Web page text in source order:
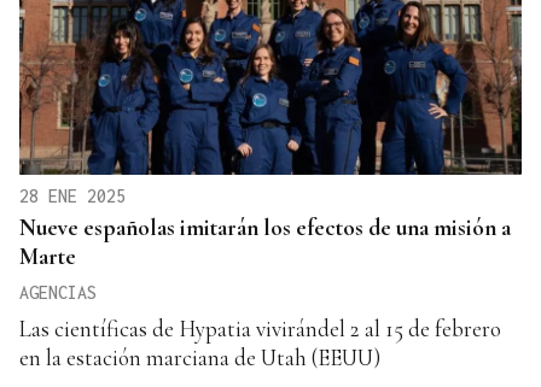
28 ENE 2025
Nueve españolas imitarán los efectos de una misión a
Marte
AGENCIAS
Las científicas de Hypatia vivirándel 2 al 15 de febrero
en la estación marciana de Utah (EEUU)